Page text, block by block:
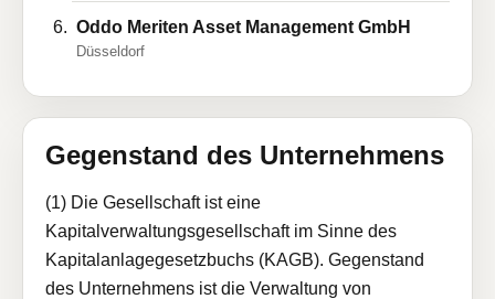
Oddo Meriten Asset Management GmbH
Düsseldorf
Gegenstand des Unternehmens
(1) Die Gesellschaft ist eine
Kapitalverwaltungsgesellschaft im Sinne des
Kapitalanlagegesetzbuchs (KAGB). Gegenstand
des Unternehmens ist die Verwaltung von